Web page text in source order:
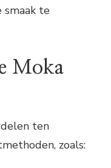
smaak te
Moka
ten
zoals: